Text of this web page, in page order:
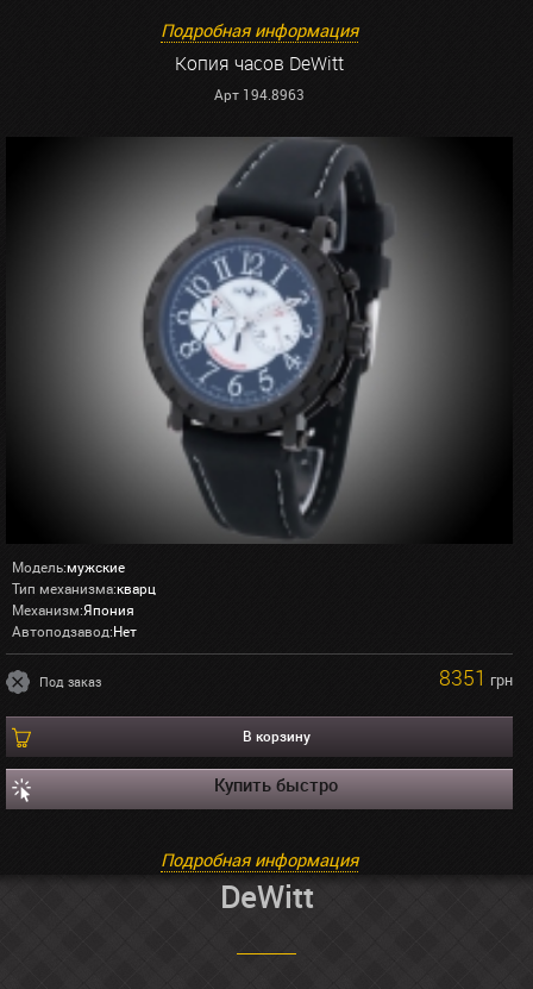
Подробная информация
Копия часов DeWitt
Арт 194.8963
Модель:мужские
Тип механизма:кварц
Механизм:Япония
Автоподзавод:Нет
Под заказ 8351 грн
В корзину
Купить быстро
Подробная информация
DeWitt